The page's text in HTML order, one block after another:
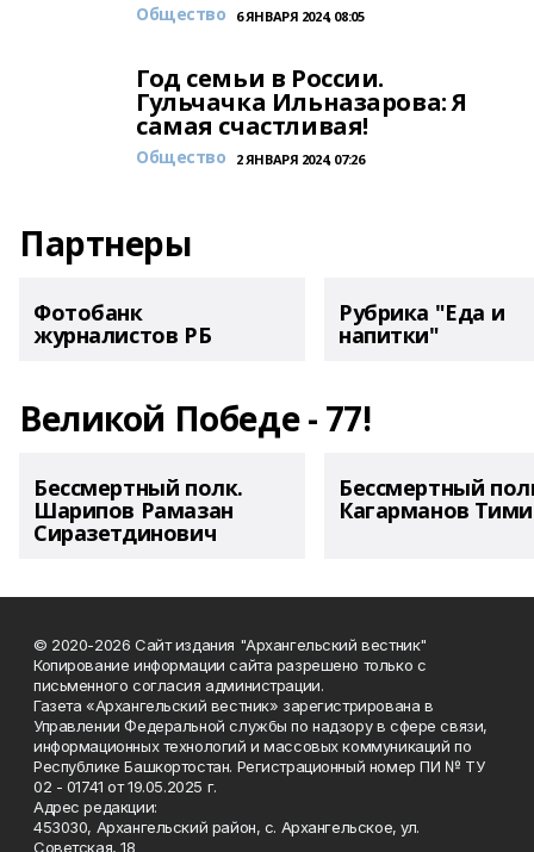
Общество 6 ЯНВАРЯ 2024, 08:05
Год семьи в России.
Гульчачка Ильназарова: Я
самая счастливая!
Общество 2 ЯНВАРЯ 2024, 07:26
Партнеры
Фотобанк
журналистов РБ
Рубрика "Еда и
напитки"
Великой Победе - 77!
Бессмертный полк.
Шарипов Рамазан
Сиразетдинович
Бессмертный
Кагарманов
© 2020-2026 Сайт издания "Архангельский вестник"
Копирование информации сайта разрешено только с
письменного согласия администрации.
Газета «Архангельский вестник» зарегистрирована в
Управлении Федеральной службы по надзору в сфере связи,
информационных технологий и массовых коммуникаций по
Республике Башкортостан. Регистрационный номер ПИ № ТУ
02 - 01741 от 19.05.2025 г.
Адрес редакции:
453030, Архангельский район, с. Архангельское, ул.
Советская, 18